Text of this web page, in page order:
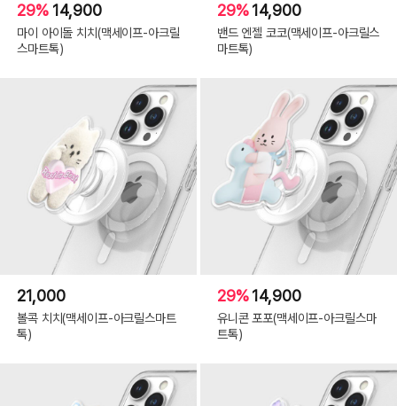
29% 14,900
마이 아이돌 치치(맥세이프-아크릴
스마트톡)
29%14,900
밴드 엔젤 코코(맥세이프-아크릴스
마트톡)
21,000
볼콕 치치(맥세이프-아크릴스마트
톡)
29%14,900
유니콘 포포(맥세이프-아크릴스마
트톡)